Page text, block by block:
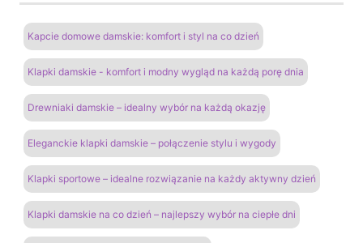
Kapcie domowe damskie: komfort i styl na co dzień
Klapki damskie - komfort i modny wygląd na każdą porę dnia
Drewniaki damskie – idealny wybór na każdą okazję
Eleganckie klapki damskie – połączenie stylu i wygody
Klapki sportowe – idealne rozwiązanie na każdy aktywny dzień
Klapki damskie na co dzień – najlepszy wybór na ciepłe dni